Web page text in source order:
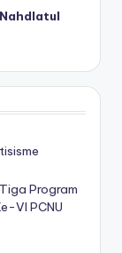
Program
VI PCNU